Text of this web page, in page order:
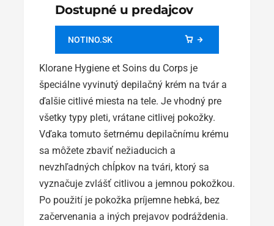
Dostupné u predajcov
NOTINO.SK
Klorane Hygiene et Soins du Corps je
špeciálne vyvinutý depilačný krém na tvár a
ďalšie citlivé miesta na tele. Je vhodný pre
všetky typy pleti, vrátane citlivej pokožky.
Vďaka tomuto šetrnému depilačnímu krému
sa môžete zbaviť nežiaducich a
nevzhľadných chĺpkov na tvári, ktorý sa
vyznačuje zvlášť citlivou a jemnou pokožkou.
Po použití je pokožka príjemne hebká, bez
začervenania a iných prejavov podráždenia.